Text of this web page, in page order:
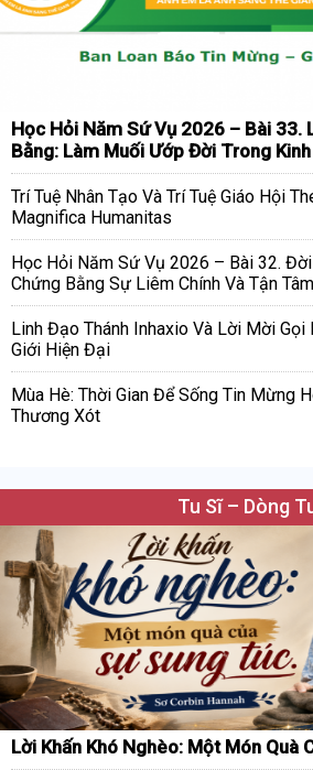
Học Hỏi Năm Sứ Vụ 2026 – Bài 33.
Bằng: Làm Muối Ướp Đời Trong
Trí Tuệ Nhân Tạo Và Trí Tuệ Giáo Hội
Magnifica Humanitas
Học Hỏi Năm Sứ Vụ 2026 – Bài 32.
Chứng Bằng Sự Liêm Chính Và Tận Tâm
Linh Đạo Thánh Inhaxio Và Lời Mời Gọi
Giới Hiện Đại
Mùa Hè: Thời Gian Để Sống Tin Mừng
Thương Xót
Tu Sĩ – Dòng
Lời Khấn Khó Nghèo: Một Món Quà